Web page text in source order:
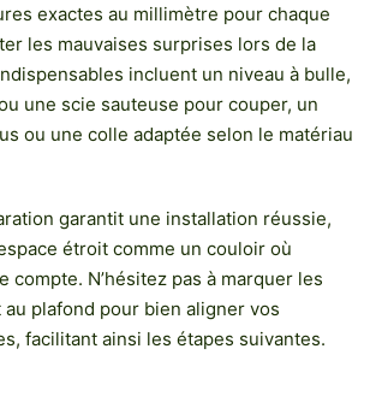
exactes au millimètre pour chaque
les mauvaises surprises lors de la
incluent un niveau à bulle,
une scie sauteuse pour couper, un
ou une colle adaptée selon le matériau
garantit une installation réussie,
étroit comme un couloir où
compte. N’hésitez pas à marquer les
plafond pour bien aligner vos
facilitant ainsi les étapes suivantes.